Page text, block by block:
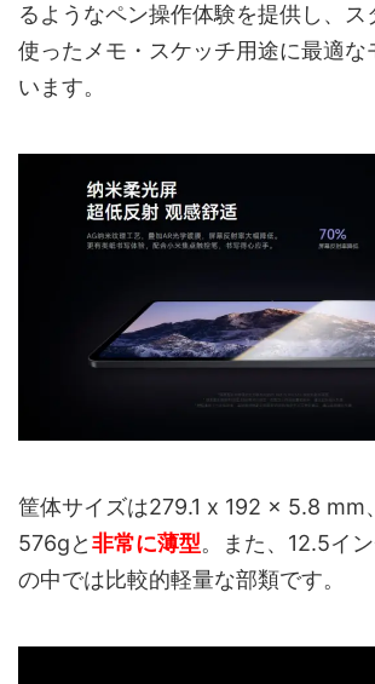
るようなペン操作体験を提供し、ス
使ったメモ・スケッチ用途に最適な
います。
筐体サイズは279.1 x 192 x 5.8 mm
576gと非常に薄型。また、12.5イ
の中では比較的軽量な部類です。